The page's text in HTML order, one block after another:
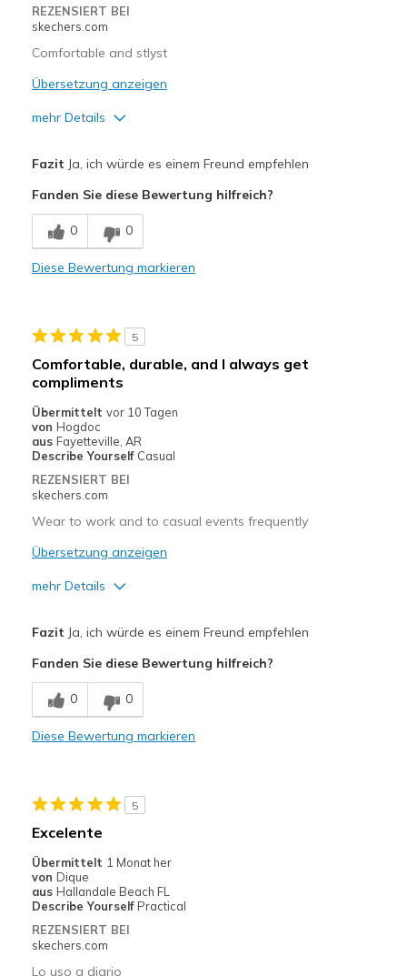
Sizing
Feels true to size
View On Shoes
I'm Into Shoes
REZENSIERT BEI
skechers.com
Comfortable and stlyst
Übersetzung anzeigen
mehr Details
Comfortable
Stylish
Going Out
Width
Sizing
Feels true to size
View On Shoes
Fazit Ja, ich würde es einem Freund empfehlen
Fanden Sie diese Bewertung hilfreich?
0 0
Diese Bewertung markieren
5
Comfortable, durable, and I always get
compliments
Übermittelt vor 10 Tagen
von Hogdoc
aus Fayetteville, AR
Describe Yourself Casual
REZENSIERT BEI
skechers.com
Wear to work and to casual events frequently
Übersetzung anzeigen
mehr Details
Breathe Well
Comfortable
Geeignete Verwendung
Going Out
Work at clinic
Fazit Ja, ich würde es einem Freund empfehlen
Fanden Sie diese Bewertung hilfreich?
0 0
Diese Bewertung markieren
5
Excelente
Übermittelt 1 Monat her
von Dique
aus Hallandale Beach FL
Describe Yourself Practical
REZENSIERT BEI
skechers.com
Lo uso a diario